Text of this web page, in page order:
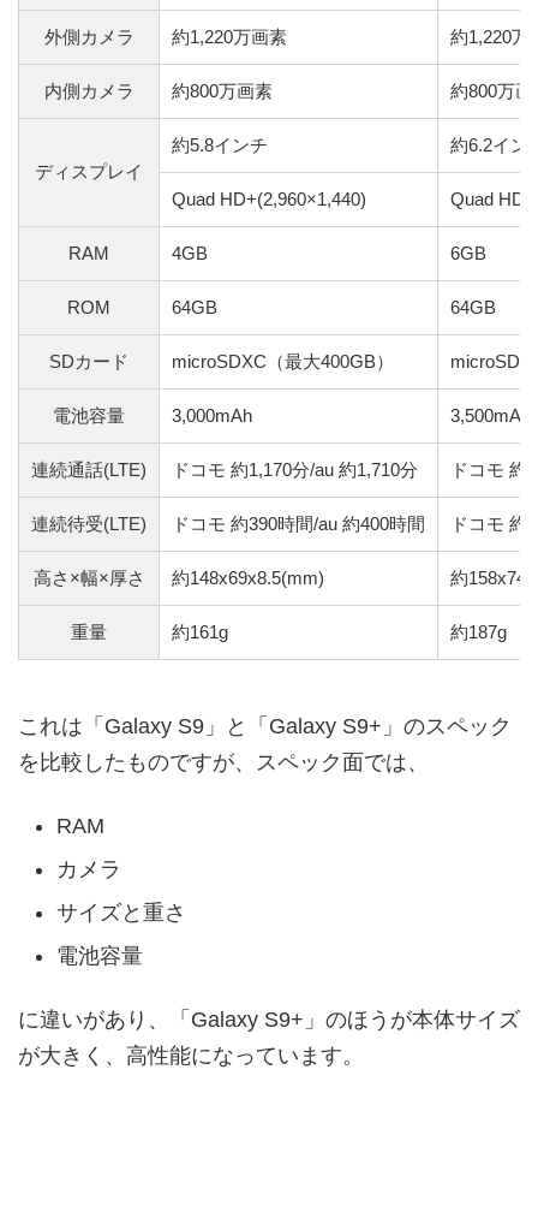
外側カメラ 約1,220万画素 約1,220万
内側カメラ 約800万画素 約800万画
ディスプレイ
約5.8インチ 約6.2イン
Quad HD+(2,960×1,440) Quad
RAM 4GB 6GB
ROM 64GB 64GB
SDカード microSDXC（最大400GB）
電池容量 3,000mAh 3,500mAh
連続通話(LTE) ドコモ 約1,170分/au 約1,710分 ドコモ 約
連続待受(LTE) ドコモ 約390時間/au 約400時間 ドコモ 約
高さ×幅×厚さ 約148x69x8.5(mm) 約
重量 約161g 約187g
これは「Galaxy S9」と「Galaxy S9+」のスペック
を比較したものですが、スペック面では、
RAM
カメラ
サイズと重さ
電池容量
に違いがあり、「Galaxy S9+」のほうが本体サイズ
が大きく、高性能になっています。